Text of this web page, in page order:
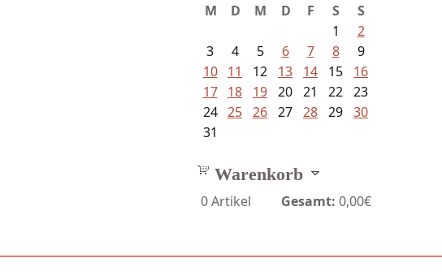
M D M D F S
S
1
2
3
4 5 6 7 8
9
10
11 12 13 14 15
16
17
18 19 20 21 22 23
24 25 26 27 28 29 30
31
Warenkorb
0Artikel Gesamt: 0,00€